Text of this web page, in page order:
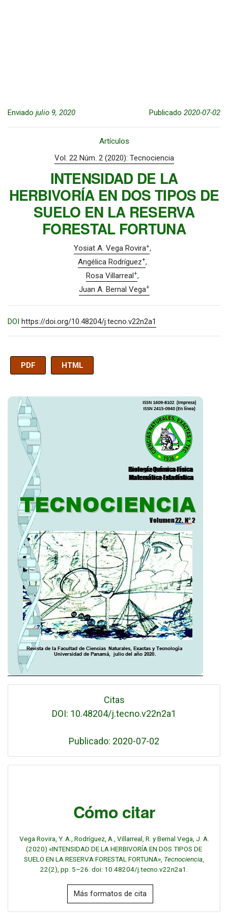
Enviado julio 9, 2020 Publicado 2020-07-02
Artículos
Vol. 22 Núm. 2 (2020): Tecnociencia
INTENSIDAD DE LA
HERBIVORÍA EN DOS TIPOS DE
SUELO EN LA RESERVA
FORESTAL FORTUNA
Yosiat A. Vega Rovira+
Angélica Rodríguez+
Rosa Villarreal+
Juan A. Bernal Vega+
DOI https://doi.org/10.48204/j.tecno.v22n2a1
PDF HTML
Imagen de portada
Citas
DOI: 10.48204/j.tecno.v22n2a1
Publicado: 2020-07-02
Cómo citar
Vega Rovira, Y. A., Rodríguez, A., Villarreal, R. y Bernal Vega, J. A.
(2020) «INTENSIDAD DE LA HERBIVORÍA EN DOS TIPOS DE
SUELO EN LA RESERVA FORESTAL FORTUNA», Tecnociencia
22(2), pp. 5–26. doi: 10.48204/j.tecno.v22n2a1.
Más formatos de cita